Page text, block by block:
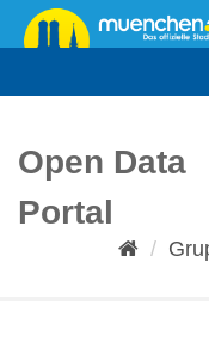
Überspringen
zum
Open Data
Portal